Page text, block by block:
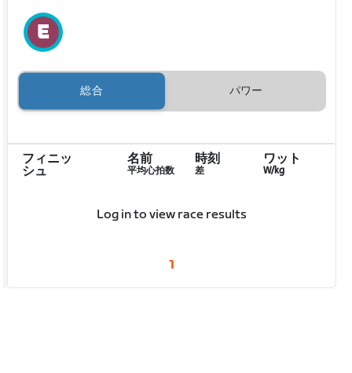
総合 パワー
フィニッ
シュ
名前
平均心拍数
時刻
差
ワット
W/kg
Log in to view race results
1